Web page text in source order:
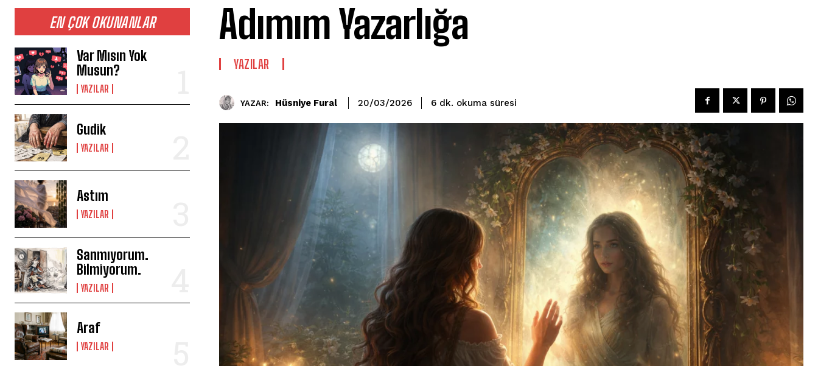
EN ÇOK OKUNANLAR
Var Mısın Yok
Musun?
YAZILAR
Gudik
YAZILAR
Astım
YAZILAR
Sanmıyorum.
Bilmiyorum.
YAZILAR
Araf
YAZILAR
Adımım Yazarlığa
YAZILAR
YAZAR: Hüsniye Fural 20/03/2026 6 dk. okuma süresi